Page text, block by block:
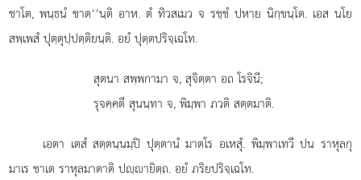
ชาโต, พนฺธนํ ชาต’’นฺติ อาห. ตํ ทิวสเมว จ รชฺชํ ปหาย นิกฺขนฺโต. เอส นโย
สพฺเพสํ ปุตฺตุปฺปตฺติยนฺติ. อยํ ปุตฺตปริจฺเฉโท.
สุตนา สพฺพกามา จ, สุจิตฺตา อถ โรจินี;
รุจคฺคตี สุนนฺทา จ, พิมฺพา ภวติ สตฺตมาติ.
เอตา เตสํ สตฺตนฺนมฺปิ ปุตฺตานํ มาตโร อเหสุํ. พิมฺพาเทวี ปน ราหุลกุ
มาเร ชาเต ราหุลมาตาติ ปฺายิตฺถ. อยํ ภริยปริจฺเฉโท.